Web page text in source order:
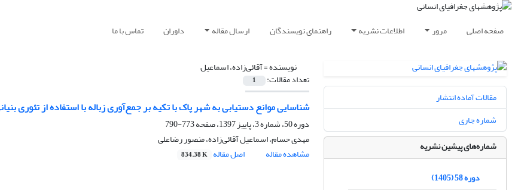
صفحه اصلی مرور اطلاعات نشریه راهنمای نویسندگان ارسال مقاله داوران تماس با ما
نویسنده =آقائی‌زاده، اسماعیل
تعداد مقالات: 1
شناسایی موانع دستیابی به شهر پاک با تکیه بر جمع‌آوری زباله با استفاده از تئوری
دوره 50، شماره 3، پاییز 1397، صفحه
773-790
مهدی حسام، اسماعیل آقائی‌زاده، منصور رضاعلی
مشاهده مقاله
اصل مقاله 834.38 K
مقالات آماده انتشار
شماره جاری
شماره‌های پیشین نشریه
دوره 58 (1405)